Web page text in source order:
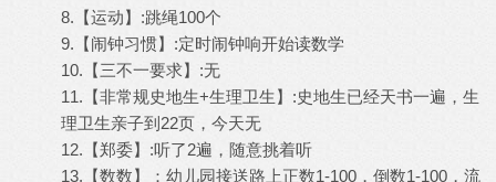
8.【运动】:跳绳100个
9.【闹钟习惯】:定时闹钟响开始读数学
10.【三不一要求】:无
11.【非常规史地生+生理卫生】:史地生已经天书一遍，生
理卫生亲子到22页，今天无
12.【郑委】:听了2遍，随意挑着听
13.【数数】：幼儿园接送路上正数1-100，倒数1-100，流